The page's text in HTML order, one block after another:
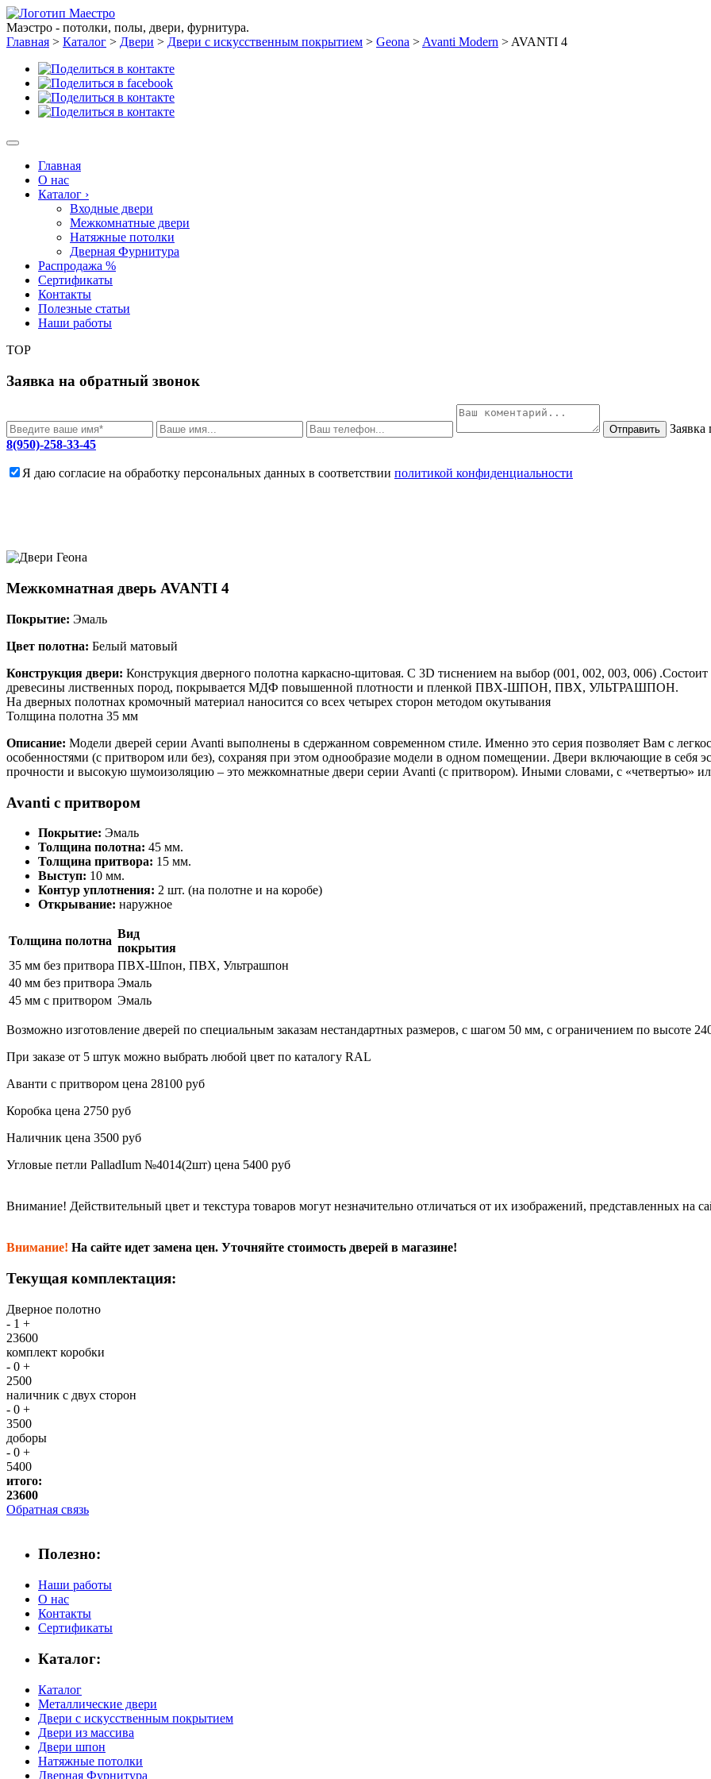
Маэстро - потолки, полы, двери, фурнитура.
Главная > Каталог > Двери > Двери с искусственным покрытием > Geona > Avanti Modern > AVANTI 4
Главная
О нас
Каталог ›
Входные двери
Межкомнатные двери
Натяжные потолки
Дверная Фурнитура
Распродажа %
Сертификаты
Контакты
Полезные статьи
Наши работы
TOP
Заявка на обратный звонок
Отправить
Заявка
8(950)-258-33-45
Я даю согласие на обработку персональных данных в соответствии политикой конфиденциальности
Межкомнатная дверь AVANTI 4
Покрытие: Эмаль
Цвет полотна: Белый матовый
Конструкция двери: Конструкция дверного полотна каркасно-щитовая. С 3D тиснением на выбор (001, 002, 003, 006) .Состоит
древесины лиственных пород, покрывается МДФ повышенной плотности и пленкой ПВХ-ШПОН, ПВХ, УЛЬТРАШПОН.
На дверных полотнах кромочный материал наносится со всех четырех сторон методом окутывания
Толщина полотна 35 мм
Описание: Модели дверей серии Avanti выполнены в сдержанном современном стиле. Именно это серия позволяет Вам с
особенностями (с притвором или без), сохраняя при этом однообразие модели в одном помещении. Двери включающие в себя
прочности и высокую шумоизоляцию – это межкомнатные двери серии Avanti (с притвором). Иными словами, с «четвертью»
Avanti с притвором
Покрытие: Эмаль
Толщина полотна: 45 мм.
Толщина притвора: 15 мм.
Выступ: 10 мм.
Контур уплотнения: 2 шт. (на полотне и на коробе)
Открывание: наружное
Толщина полотна
Вид
покрытия
35 мм без притвора ПВХ-Шпон, ПВХ, Ультрашпон
40 мм без притвора Эмаль
45 мм с притвором Эмаль
Возможно изготовление дверей по специальным заказам нестандартных размеров, с шагом 50 мм, с ограничением по высоте
При заказе от 5 штук можно выбрать любой цвет по каталогу RAL
Аванти с притвором цена 28100 руб
Коробка цена 2750 руб
Наличник цена 3500 руб
Угловые петли PalladIum №4014(2шт) цена 5400 руб
Внимание! Действительный цвет и текстура товаров могут незначительно отличаться от их изображений, представленных на
Внимание! На сайте идет замена цен. Уточняйте стоимость дверей в магазине!
Текущая комплектация:
Дверное полотно
- 1 +
23600
комплект коробки
- 0 +
2500
наличник с двух сторон
- 0 +
3500
доборы
- 0 +
5400
итого:
23600
Обратная связь
Полезно:
Наши работы
О нас
Контакты
Сертификаты
Каталог:
Каталог
Металлические двери
Двери с искусственным покрытием
Двери из массива
Двери шпон
Натяжные потолки
Дверная Фурнитура